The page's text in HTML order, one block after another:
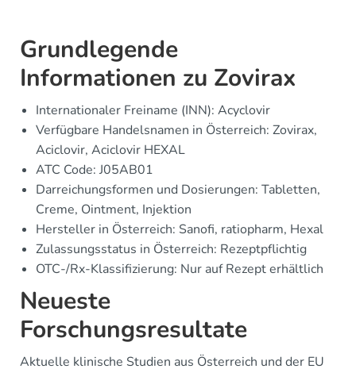
Grundlegende
Informationen zu Zovirax
Internationaler Freiname (INN): Acyclovir
Verfügbare Handelsnamen in Österreich: Zovirax,
Aciclovir, Aciclovir HEXAL
ATC Code: J05AB01
Darreichungsformen und Dosierungen: Tabletten,
Creme, Ointment, Injektion
Hersteller in Österreich: Sanofi, ratiopharm, Hexal
Zulassungsstatus in Österreich: Rezeptpflichtig
OTC-/Rx-Klassifizierung: Nur auf Rezept erhältlich
Neueste
Forschungsresultate
Aktuelle klinische Studien aus Österreich und der EU